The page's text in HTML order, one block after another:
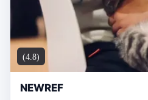
(4.8)
NEWREF